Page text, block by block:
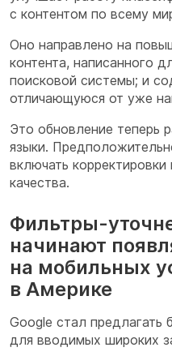
с контентом по всему
Оно направлено на
контента, написанного
поисковой системы; и
отличающуюся от уже
Это обновление теперь
языки.
включать
качества.
Фильтры-
начинают
на мобильных
в Америке
Google стал предлагать
для вводимых широких